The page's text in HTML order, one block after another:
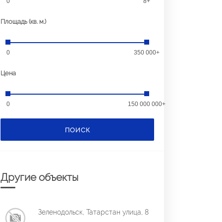
Площадь (кв. м.)
0 350 000+
Цена
0 150 000 000+
ПОИСК
Другие объекты
Зеленодольск, Татарстан улица, 8